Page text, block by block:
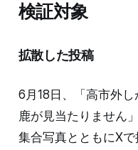
検証対象
拡散した投稿
6月18日、「高市外
鹿が見当たりません
集合写真とともにXで